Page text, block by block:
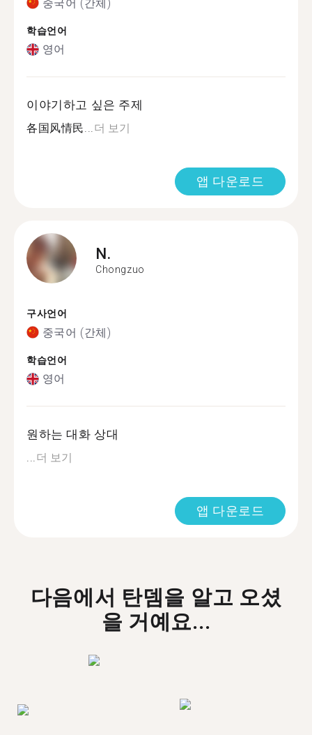
중국어 (간체)
학습언어
영어
이야기하고 싶은 주제
各国风情民...더 보기
앱 다운로드
N.
Chongzuo
구사언어
중국어 (간체)
학습언어
영어
원하는 대화 상대
...더 보기
앱 다운로드
다음에서 탄뎀을 알고 오셨
을 거예요...